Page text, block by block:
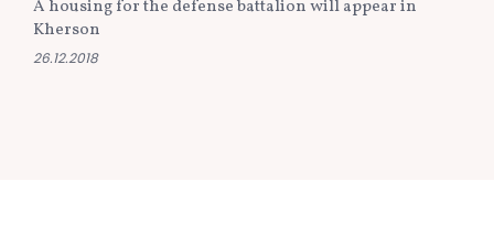
A housing for the defense battalion will appear in
Kherson
26.12.2018